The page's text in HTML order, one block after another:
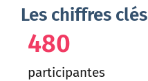
Les chiffres clés
participantes
480